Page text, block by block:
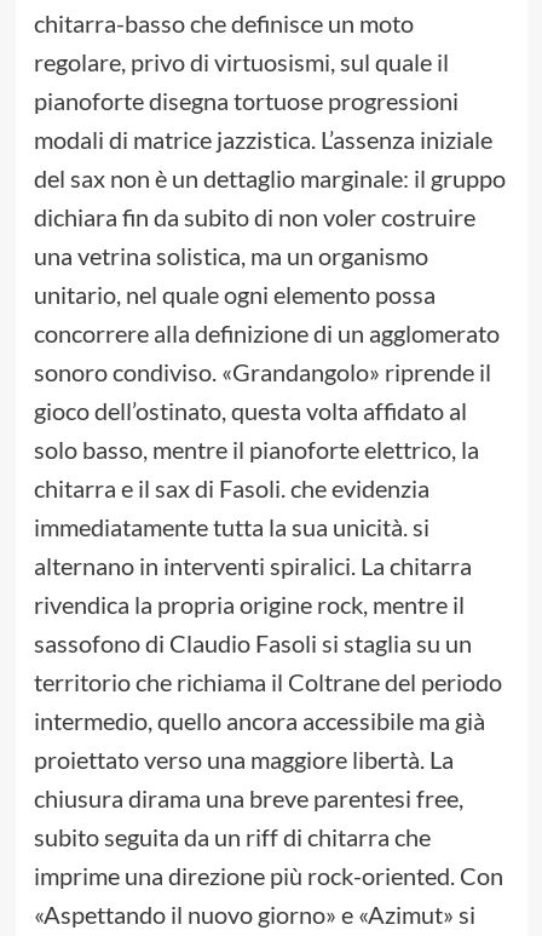
chitarra-basso che definisce un moto
regolare, privo di virtuosismi, sul quale il
pianoforte disegna tortuose progressioni
modali di matrice jazzistica. L’assenza iniziale
del sax non è un dettaglio marginale: il gruppo
dichiara fin da subito di non voler costruire
una vetrina solistica, ma un organismo
unitario, nel quale ogni elemento possa
concorrere alla definizione di un agglomerato
sonoro condiviso. «Grandangolo» riprende il
gioco dell’ostinato, questa volta affidato al
solo basso, mentre il pianoforte elettrico, la
chitarra e il sax di Fasoli. che evidenzia
immediatamente tutta la sua unicità. si
alternano in interventi spiralici. La chitarra
rivendica la propria origine rock, mentre il
sassofono di Claudio Fasoli si staglia su un
territorio che richiama il Coltrane del periodo
intermedio, quello ancora accessibile ma già
proiettato verso una maggiore libertà. La
chiusura dirama una breve parentesi free,
subito seguita da un riff di chitarra che
imprime una direzione più rock-oriented. Con
«Aspettando il nuovo giorno» e «Azimut» si